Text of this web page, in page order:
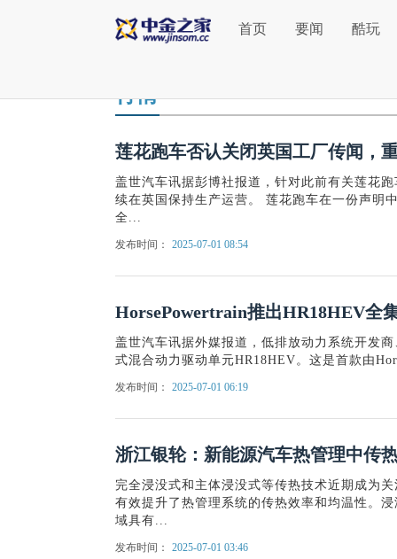
首页 要闻 酷玩
行情
莲花跑车否认关闭英国工厂传闻，
盖世汽车讯据彭博社报道，针对此前有关莲花
续在英国保持生产运营。 莲花跑车在一份声明
全...
发布时间： 2025-07-01 08:54
HorsePowertrain推出HR18HEV全
盖世汽车讯据外媒报道，低排放动力系统开发
式混合动力驱动单元HR18HEV。这是首款由
发布时间： 2025-07-01 06:19
浙江银轮：新能源汽车热管理中传
完全浸没式和主体浸没式等传热技术近期成为
有效提升了热管理系统的传热效率和均温性。
域具有...
发布时间： 2025-07-01 03:46